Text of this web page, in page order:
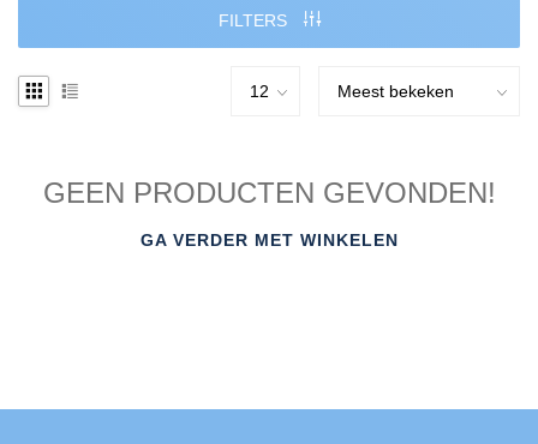
FILTERS
GEEN PRODUCTEN GEVONDEN!
GA VERDER MET WINKELEN